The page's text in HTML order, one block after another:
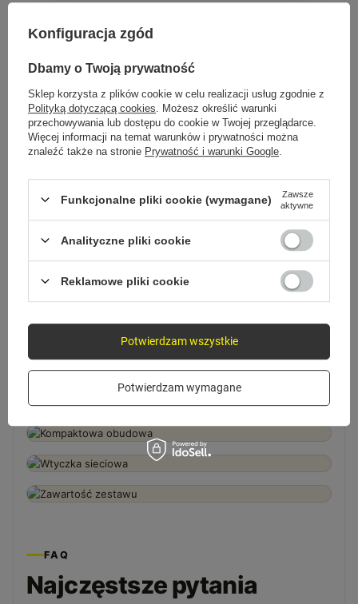
W komplecie kabel USB-C, więc ładujesz od razu
po wyjęciu z pudełka.
Power Delivery 3.0 dobiera optymalne parametry
ładowania do każdego podłączonego urządzenia.
Zobacz z bliska
FAQ
Najczęstsze pytania
Konfiguracja zgód
Dbamy o Twoją prywatność
Sklep korzysta z plików cookie w celu realizacji usług zgodnie z
Polityką dotyczącą cookies . Możesz określić warunki
przechowywania lub dostępu do cookie w Twojej przeglądarce.
Więcej informacji na temat warunków i prywatności można
znaleźć także na stronie Prywatność i warunki Google
Funkcjonalne pliki cookie (wymagane)
Zawsze
aktywne
Analityczne pliki cookie
Reklamowe pliki cookie
Potwierdzam wymagane
Potwierdzam wszystkie